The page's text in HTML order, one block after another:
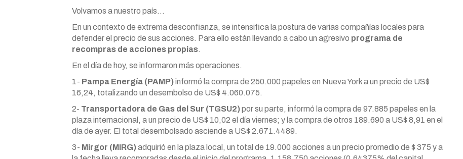
Volvamos a nuestro país…
En un contexto de extrema desconfianza, se intensifica la postura de varias compañías locales para
defender el precio de sus acciones. Para ello están llevando a cabo un agresivo programa de
recompras de acciones propias.
En el día de hoy, se informaron más operaciones.
1- Pampa Energía (PAMP)informó la compra de 250.000 papeles en Nueva York a un precio de US$
16,24, totalizando un desembolso de US$ 4.060.075.
2- Transportadora de Gas del Sur (TGSU2)por su parte, informó la compra de 97.885 papeles en la
plaza internacional, a un precio de US$ 10,02 el día viernes; y la compra de otros 189.690 a US$ 8,91 en el
día de ayer. El total desembolsado asciende a US$ 2.671.4489.
3- Mirgor (MIRG)adquirió en la plaza local, un total de 19.000 acciones a un precio promedio de $ 375 y a